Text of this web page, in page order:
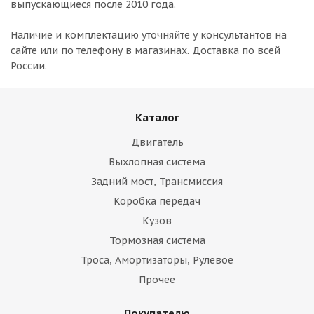
выпускающиеся после 2010 года.
Наличие и комплектацию уточняйте у консультантов на
сайте или по телефону в магазинах. Доставка по всей
России.
Каталог
Двигатель
Выхлопная система
Задний мост, Трансмиссия
Коробка передач
Кузов
Тормозная система
Троса, Амортизаторы, Рулевое
Прочее